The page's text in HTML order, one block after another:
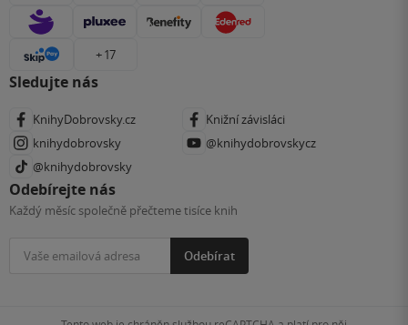
+ 17
Sledujte nás
KnihyDobrovsky.cz
Knižní závisláci
knihydobrovsky
@knihydobrovskycz
@knihydobrovsky
Odebírejte nás
Každý měsíc společně přečteme tisíce knih
Odebírat